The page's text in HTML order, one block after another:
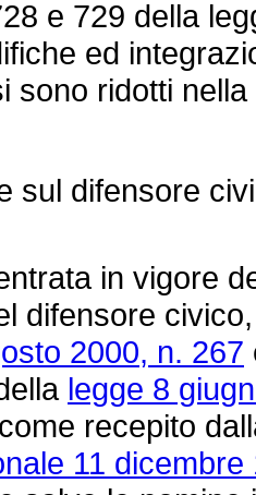
e 729 della
ed
sono ridotti
sul difensore
in vigore
difensore
2000, n. 267
legge 8
recepito
11 dicembre